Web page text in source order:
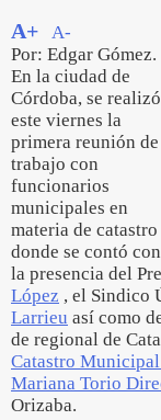
A+
A-
Por: Edgar Gómez.
En la ciudad de
Córdoba, se realizó
este viernes la
primera reunión de
trabajo con
funcionarios
municipales en
materia de catastro
donde se contó con
la presencia del
López , el Sindico
Larrieu así como
de regional de
Catastro
Mariana Torio
Orizaba.